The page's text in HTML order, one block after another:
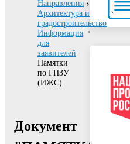
Направления
Архитектура и
градостроительство
Информация
для
заявителей
Памятки
по ГПЗУ
(ИЖС)
Документ